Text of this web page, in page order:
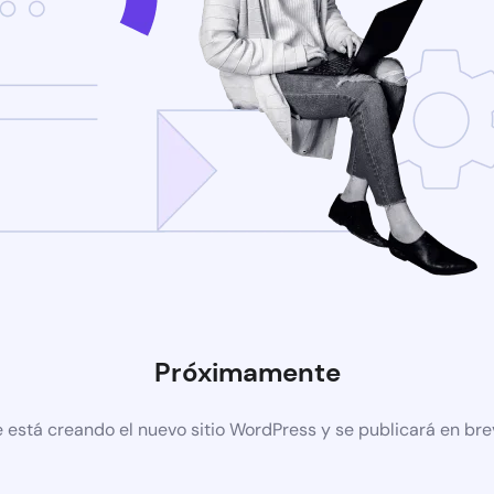
Próximamente
está creando el nuevo sitio WordPress y se publicará en